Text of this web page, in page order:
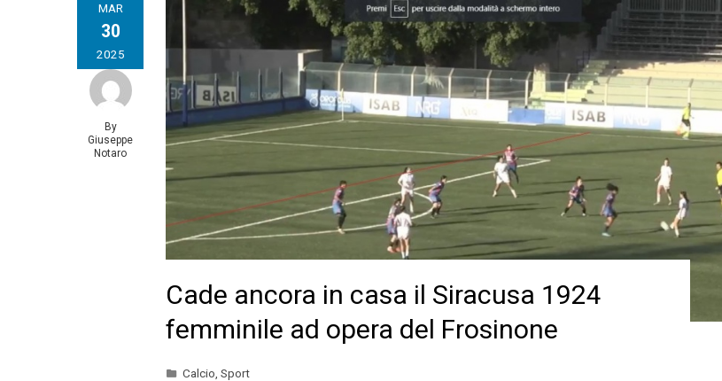
MAR
30
2025
By
Giuseppe
Notaro
Cade ancora in casa il Siracusa 1924
femminile ad opera del Frosinone
Calcio Sport